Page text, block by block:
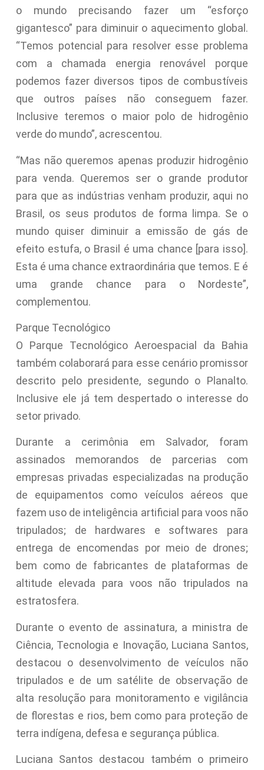
o mundo precisando fazer um “esforço
gigantesco” para diminuir o aquecimento global.
“Temos potencial para resolver esse problema
com a chamada energia renovável porque
podemos fazer diversos tipos de combustíveis
que outros países não conseguem fazer.
Inclusive teremos o maior polo de hidrogênio
verde do mundo”, acrescentou.
“Mas não queremos apenas produzir hidrogênio
para venda. Queremos ser o grande produtor
para que as indústrias venham produzir, aqui no
Brasil, os seus produtos de forma limpa. Se o
mundo quiser diminuir a emissão de gás de
efeito estufa, o Brasil é uma chance [para isso].
Esta é uma chance extraordinária que temos. E é
uma grande chance para o Nordeste”,
complementou.
Parque Tecnológico
O Parque Tecnológico Aeroespacial da Bahia
também colaborará para esse cenário promissor
descrito pelo presidente, segundo o Planalto.
Inclusive ele já tem despertado o interesse do
setor privado.
Durante a cerimônia em Salvador, foram
assinados memorandos de parcerias com
empresas privadas especializadas na produção
de equipamentos como veículos aéreos que
fazem uso de inteligência artificial para voos não
tripulados; de hardwares e softwares para
entrega de encomendas por meio de drones;
bem como de fabricantes de plataformas de
altitude elevada para voos não tripulados na
estratosfera.
Durante o evento de assinatura, a ministra de
Ciência, Tecnologia e Inovação, Luciana Santos,
destacou o desenvolvimento de veículos não
tripulados e de um satélite de observação de
alta resolução para monitoramento e vigilância
de florestas e rios, bem como para proteção de
terra indígena, defesa e segurança pública.
Luciana Santos destacou também o primeiro